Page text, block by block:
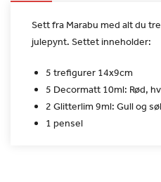
Sett fra Marabu med alt du
julepynt. Settet inneholder:
5 trefigurer 14x9cm
5 Decormatt 10ml: Rød,
2 Glitterlim 9ml: Gull og
1 pensel